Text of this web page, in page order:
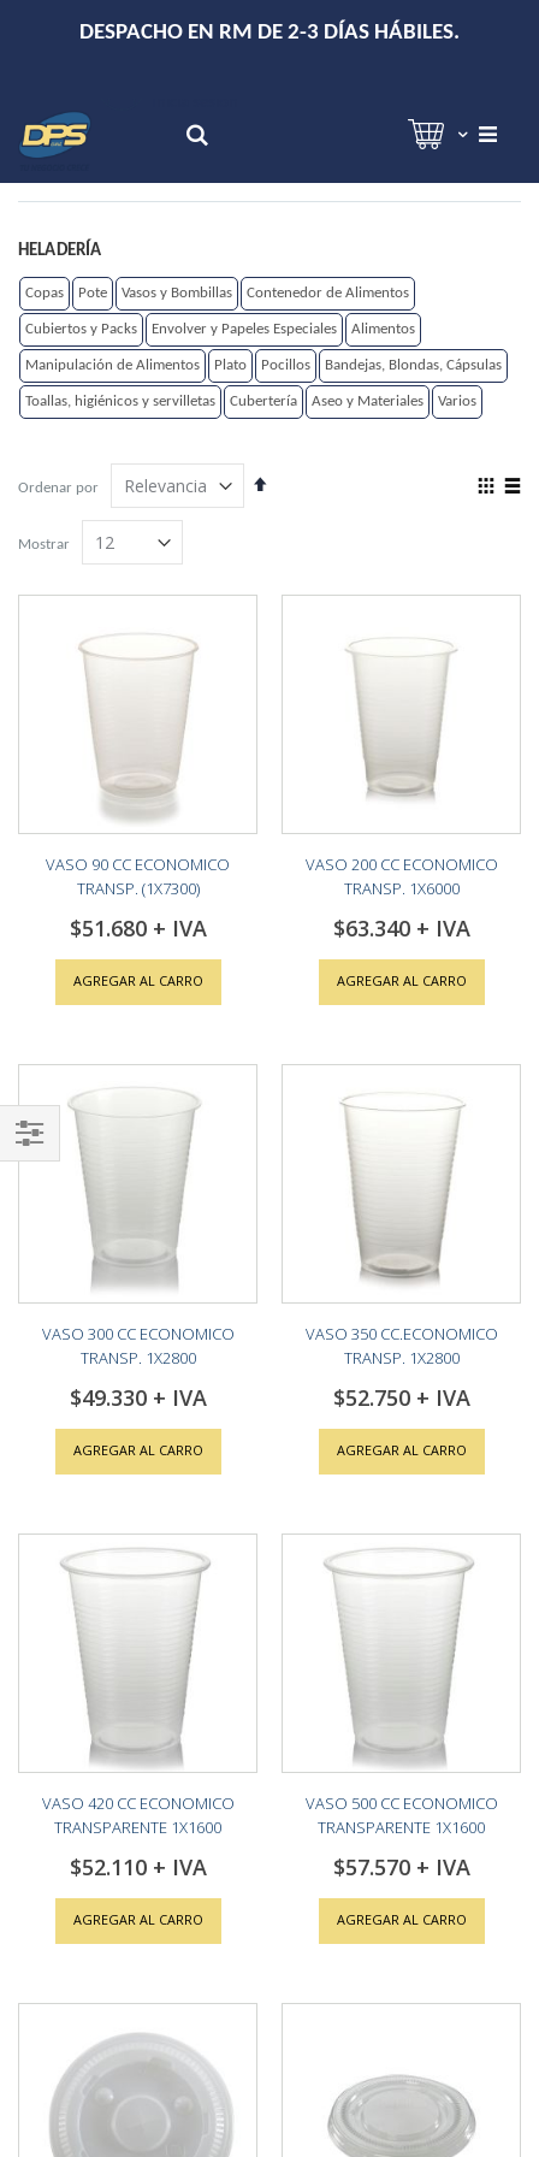
DESPACHO EN RM DE 2-3 DÍAS HÁBILES.
Ordenar por
Establecer
View
Mostrar
VASO 90 CC ECONOMICO
TRANSP. (1X7300)
$51.680
AGREGAR AL CARRO
VASO 200 CC ECONOMICO
TRANSP. 1X6000
$63.340
AGREGAR AL CARRO
VASO 300 CC ECONOMICO
TRANSP. 1X2800
$49.330
AGREGAR AL CARRO
VASO 350 CC.ECONOMICO
TRANSP. 1X2800
$52.750
AGREGAR AL CARRO
VASO 420 CC ECONOMICO
TRANSPARENTE 1X1600
$52.110
AGREGAR AL CARRO
VASO 500 CC ECONOMICO
TRANSPARENTE 1X1600
$57.570
AGREGAR AL CARRO
HELADERÍA
Copas Pote Vasos y Bombillas Contenedor de Alimentos
Cubiertos y Packs Envolver y Papeles Especiales Alimentos
Manipulación de Alimentos Plato Pocillos Bandejas, Blondas, Cápsulas
Toallas, higiénicos y servilletas Cubertería Aseo y Materiales Varios
Shop